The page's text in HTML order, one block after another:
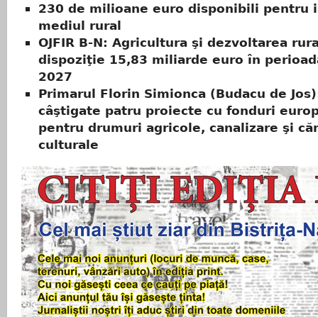
230 de milioane euro disponibili pentru
mediul rural
OJFIR B-N: Agricultura şi dezvoltarea
dispoziţie 15,83 miliarde euro în
2027
Primarul Florin Simionca (Budacu de
câştigate patru proiecte cu fonduri
pentru drumuri agricole, canalizare şi
culturale